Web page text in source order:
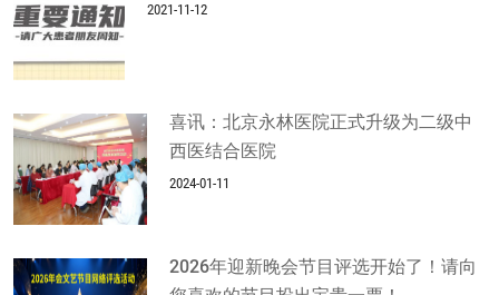
2021-11-12
喜讯：北京永林医院正式升级为二级中
西医结合医院
2024-01-11
2026年迎新晚会节目评选开始了！请向